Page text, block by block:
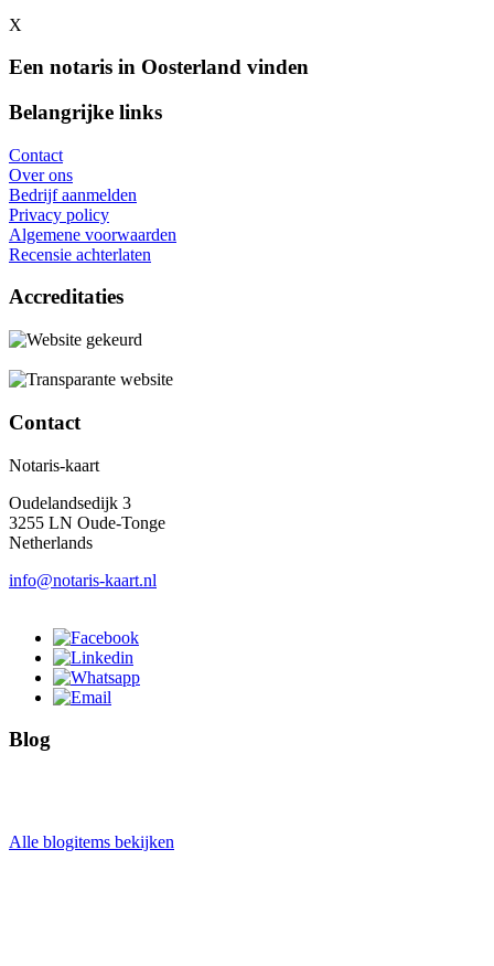
X
Een notaris in Oosterland vinden
Belangrijke links
Contact
Over ons
Bedrijf aanmelden
Privacy policy
Algemene voorwaarden
Recensie achterlaten
Accreditaties
Contact
Notaris-kaart
Oudelandsedijk 3
3255 LN Oude-Tonge
Netherlands
info@notaris-kaart.nl
Blog
Alle blogitems bekijken